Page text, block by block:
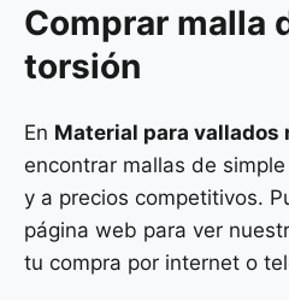
Comprar malla
torsión
En Material para vallados
encontrar mallas de
y a precios competitivos.
página web para ver
tu compra por internet o